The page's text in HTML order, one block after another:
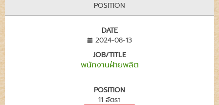
POSITION
DATE
2024-08-13
JOB/TITLE
พนักงานฝ่ายพลิต
POSITION
11 อัตรา